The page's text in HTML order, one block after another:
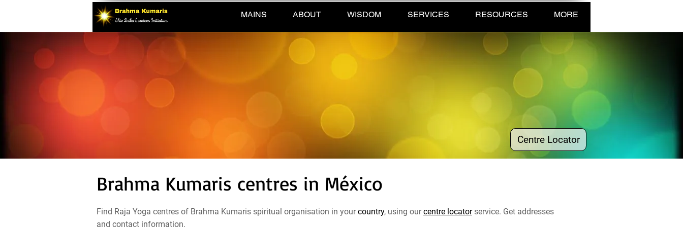
MAINS ABOUT WISDOM SERVICES RESOURCES MORE
Centre Locator
Brahma Kumaris centres in México
Find Raja Yoga centres of Brahma Kumaris spiritual organisation in yourcountry, using ourcentre locator service. Get addresses
and contact information.